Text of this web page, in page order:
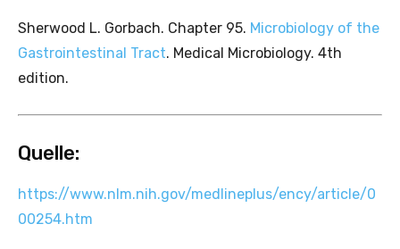
Sherwood L. Gorbach. Chapter 95. Microbiology of the
Gastrointestinal Tract. Medical Microbiology. 4th
edition.
Quelle:
https://www.nlm.nih.gov/medlineplus/ency/article/0
00254.htm